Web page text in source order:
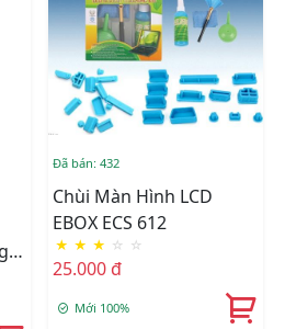
Đã bán: 432
Chùi Màn Hình LCD
EBOX ECS 612
★ ★ ★ ☆ ☆
25.000 đ
Mới 100%